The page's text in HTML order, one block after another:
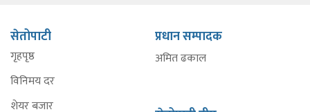
सेतोपाटी
गृहपृष्ठ
विनिमय दर
शेयर बजार
प्रधान सम्पादक
अमित ढकाल